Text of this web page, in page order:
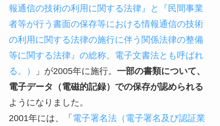
報通信の技術の利用に関する法律』と『民間事業
者等が行う書面の保存等における情報通信の技術
の利用に関する法律の施行に伴う関係法律の整備
等に関する法律』の総称。電子文書法とも呼ばれ
る。）
」が2005年に施行。 一部の書類について、
電子データ（電磁的記録）での保存が認められる
ようになりました。
2001年には、「 電子署名法（電子署名及び認証業